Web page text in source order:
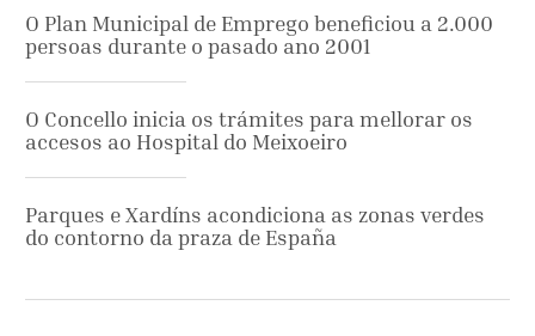
O Plan Municipal de Emprego beneficiou a 2.000
persoas durante o pasado ano 2001
O Concello inicia os trámites para mellorar os
accesos ao Hospital do Meixoeiro
Parques e Xardíns acondiciona as zonas verdes
do contorno da praza de España